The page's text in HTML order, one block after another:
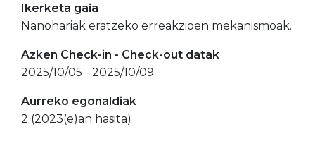
Ikerketa gaia
Nanohariak eratzeko erreakzioen mekanismoak.
Azken Check-in - Check-out datak
2025/10/05 - 2025/10/09
Aurreko egonaldiak
2 (2023(e)an hasita)